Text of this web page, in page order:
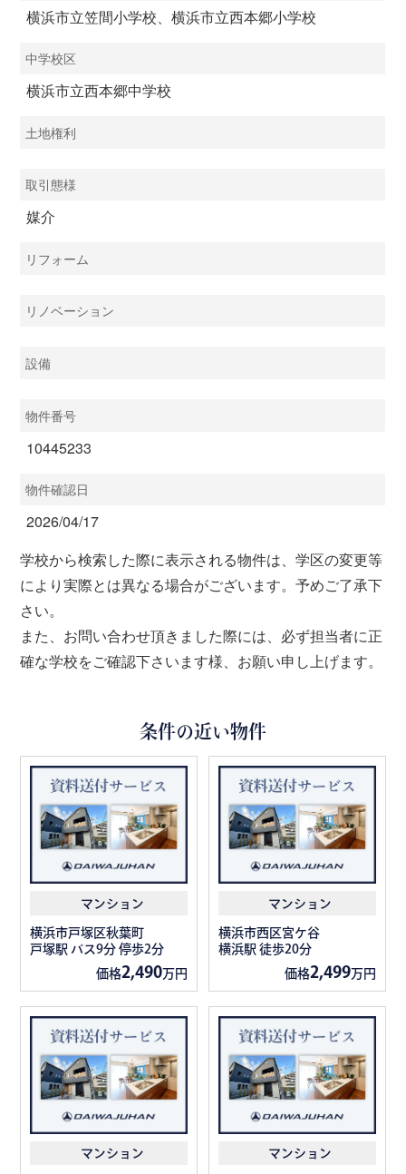
横浜市立笠間小学校、横浜市立西本郷小学校
中学校区
横浜市立西本郷中学校
土地権利
取引態様
媒介
リフォーム
リノベーション
設備
物件番号
10445233
物件確認日
2026/04/17
学校から検索した際に表示される物件は、学区の変更等
により実際とは異なる場合がございます。予めご了承下
さい。
また、お問い合わせ頂きました際には、必ず担当者に正
確な学校をご確認下さいます様、お願い申し上げます。
条件の近い物件
マンション
横浜市戸塚区秋葉町
戸塚駅 バス9分 停歩2分
価格2,490万円
マンション
横浜市西区宮ケ谷
横浜駅 徒歩20分
価格2,499万円
マンション マンション